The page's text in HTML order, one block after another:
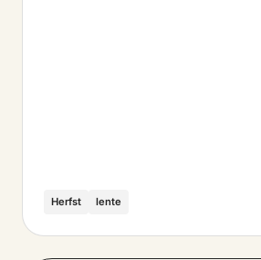
Herfst lente